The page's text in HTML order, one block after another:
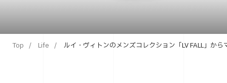
Top Life ルイ・ヴィトンのメンズコレクション「LV FALL」か